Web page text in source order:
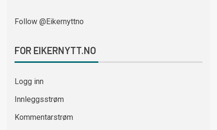
Follow @Eikernyttno
FOR EIKERNYTT.NO
Logg inn
Innleggsstrøm
Kommentarstrøm